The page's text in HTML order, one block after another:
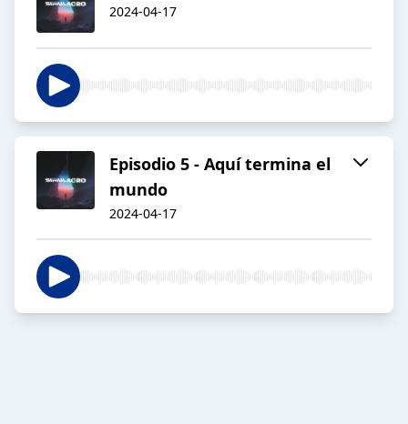
2024-04-17
Episodio 5 - Aquí termina el
mundo
2024-04-17